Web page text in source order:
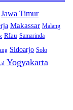
Jawa Timur
Makassar Malang
RIau Samarinda
Sidoarjo Solo
Yogyakarta